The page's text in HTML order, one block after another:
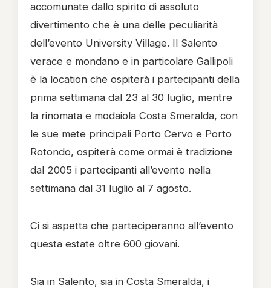
accomunate dallo spirito di assoluto
divertimento che è una delle peculiarità
dell’evento University Village. Il Salento
verace e mondano e in particolare Gallipoli
è la location che ospiterà i partecipanti della
prima settimana dal 23 al 30 luglio, mentre
la rinomata e modaiola Costa Smeralda, con
le sue mete principali Porto Cervo e Porto
Rotondo, ospiterà come ormai è tradizione
dal 2005 i partecipanti all’evento nella
settimana dal 31 luglio al 7 agosto.
Ci si aspetta che parteciperanno all’evento
questa estate oltre 600 giovani.
Sia in Salento, sia in Costa Smeralda, i